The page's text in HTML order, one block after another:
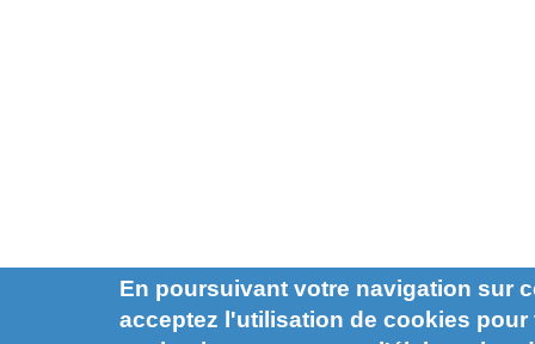
En poursuivant votre navigation sur
acceptez l'utilisation de cookies pour